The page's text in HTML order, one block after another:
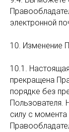
электронной
10. Изменение
10.1.
прекращена
порядке без
Пользователя.
силу с